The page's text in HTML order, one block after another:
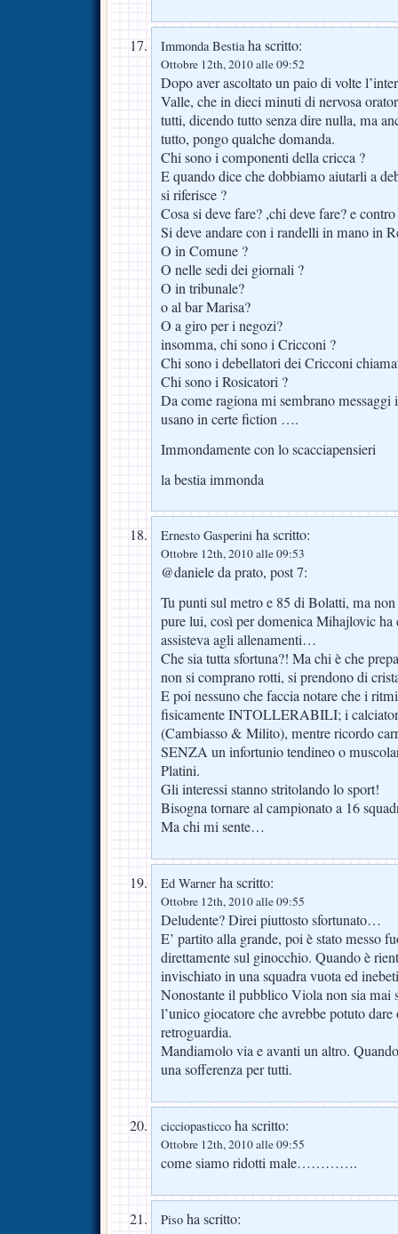
Immonda Bestiaha scritto:
Ottobre 12th, 2010 alle 09:52
Dopo aver ascoltato un paio di volte
Valle, che in dieci minuti di nervosa
tutti, dicendo tutto senza dire nulla, ma
tutto, pongo qualche domanda.
Chi sono i componenti della cricca ?
E quando dice che dobbiamo aiutarli a
si riferisce ?
Cosa si deve fare? ,chi deve fare? e
Si deve andare con i randelli in mano in
O in Comune ?
O nelle sedi dei giornali ?
O in tribunale?
o al bar Marisa?
O a giro per i negozi?
insomma, chi sono i Cricconi ?
Chi sono i debellatori dei Cricconi
Chi sono i Rosicatori ?
Da come ragiona mi sembrano
usano in certe fiction ….
Immondamente con lo scacciapensieri
la bestia immonda
Ernesto Gasperini ha scritto:
Ottobre 12th, 2010 alle 09:53
@daniele da prato, post 7:
Tu punti sul metro e 85 di Bolatti, ma
pure lui, così per domenica Mihajlovic ha
assisteva agli allenamenti…
Che sia tutta sfortuna?! Ma chi è che
non si comprano rotti, si prendono di
E poi nessuno che faccia notare che i
fisicamente INTOLLERABILI; i
(Cambiasso & Milito), mentre ricordo
SENZA un infortunio tendineo o
Platini.
Gli interessi stanno stritolando lo sport!
Bisogna tornare al campionato a 16
Ma chi mi sente…
Ed Warner ha scritto:
Ottobre 12th, 2010 alle 09:55
Deludente? Direi piuttosto sfortunato…
E’ partito alla grande, poi è stato messo
direttamente sul ginocchio. Quando è
invischiato in una squadra vuota ed
Nonostante il pubblico Viola non sia mai
l’unico giocatore che avrebbe potuto
retroguardia.
Mandiamolo via e avanti un altro.
una sofferenza per tutti.
cicciopasticco ha scritto:
Ottobre 12th, 2010 alle 09:55
come siamo ridotti male………….
Piso ha scritto: